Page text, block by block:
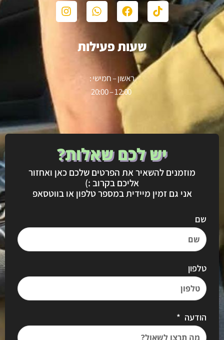
יש לכם שאלות?
מוזמנים להשאיר את הפרטים שלכם כאן ואחזור
אליכם בקרוב :)
אני גם זמין מיידית במספר טלפון או בווטסאפ
שם
טלפון
הודעה
שעות פעילות
ראשון – חמישי :